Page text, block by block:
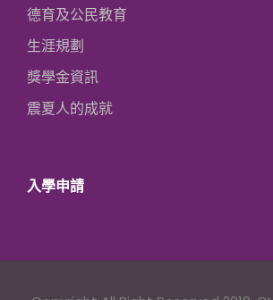
德育及公民教育
生涯規劃
獎學金資訊
震夏人的成就
入學申請